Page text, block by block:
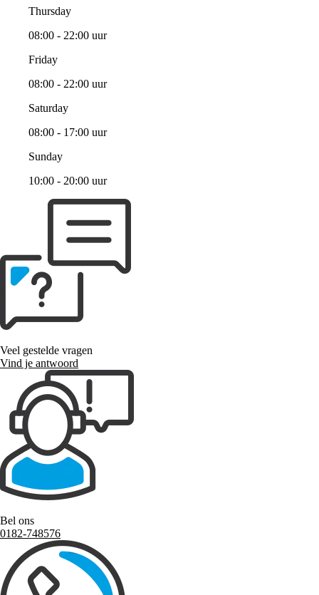
Thursday
08:00 - 22:00 uur
Friday
08:00 - 22:00 uur
Saturday
08:00 - 17:00 uur
Sunday
10:00 - 20:00 uur
Veel gestelde vragen
Vind je antwoord
Bel ons
0182-748576